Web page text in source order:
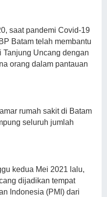
saat pandemi Covid-19
Batam telah membantu
Uncang dengan
orang dalam pantauan
rumah sakit di Batam
seluruh jumlah
kedua Mei 2021 lalu,
dijadikan tempat
Indonesia (PMI) dari